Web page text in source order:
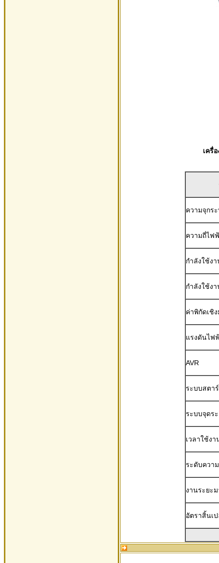
เครื่
ความจุกร
ความถี่ไฟ
กำลังใช้ง
กำลังใช้ง
ค่าพิกัดเชิ
แรงดันไฟ
AVR
ระบบสตา
ระบบจุดร
เวลาใช้งา
ระดับควา
งานระยะ
อัตราสิ้นเป